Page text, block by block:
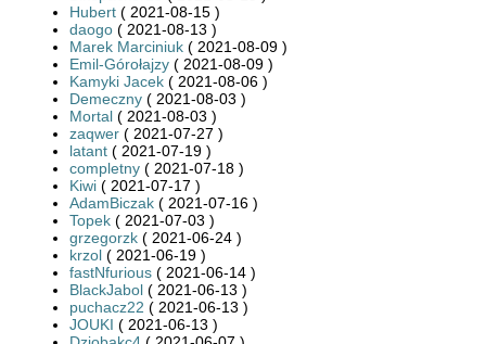
Hubert ( 2021-08-15 )
daogo ( 2021-08-13 )
Marek Marciniuk ( 2021-08-09 )
Emil-Górołajzy ( 2021-08-09 )
Kamyki Jacek ( 2021-08-06 )
Demeczny ( 2021-08-03 )
Mortal ( 2021-08-03 )
zaqwer ( 2021-07-27 )
latant ( 2021-07-19 )
completny ( 2021-07-18 )
Kiwi ( 2021-07-17 )
AdamBiczak ( 2021-07-16 )
Topek ( 2021-07-03 )
grzegorzk ( 2021-06-24 )
krzol ( 2021-06-19 )
fastNfurious ( 2021-06-14 )
BlackJabol ( 2021-06-13 )
puchacz22 ( 2021-06-13 )
JOUKI ( 2021-06-13 )